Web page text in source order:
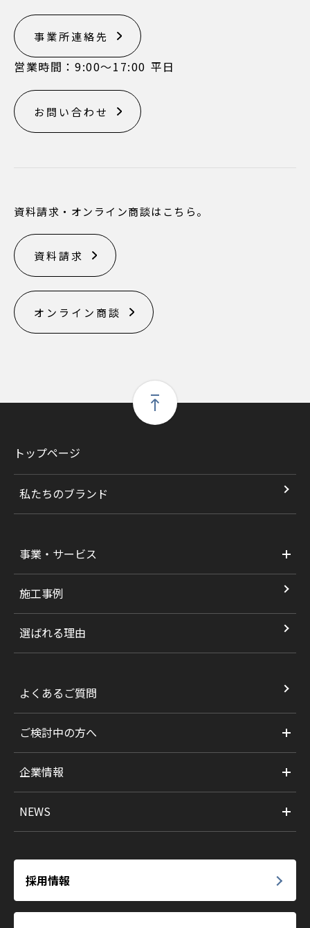
事業所連絡先
営業時間：9:00〜17:00 平日
お問い合わせ
資料請求・オンライン商談はこちら。
資料請求
オンライン商談
トップページ
私たちのブランド
事業・サービス
施工事例
選ばれる理由
よくあるご質問
ご検討中の方へ
企業情報
NEWS
採用情報